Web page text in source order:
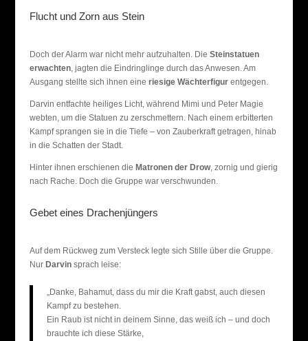
Flucht und Zorn aus Stein
Doch der Alarm war nicht mehr aufzuhalten. Die Steinstatuen
erwachten, jagten die Eindringlinge durch das Anwesen. Am
Ausgang stellte sich ihnen eine riesige Wächterfigurentgegen.
Darvin entfachte heiliges Licht, während Mimi und Peter Magie
webten, um die Statuen zu zerschmettern. Nach einem erbitterten
Kampf sprangen sie in die Tiefe – von Zauberkraft getragen, hinab
in die Schatten der Stadt.
Hinter ihnen erschienen die Matronen der Drow, zornig und gierig
nach Rache. Doch die Gruppe war verschwunden.
Gebet eines Drachenjüngers
Auf dem Rückweg zum Versteck legte sich Stille über die Gruppe.
Nur Darvinsprach leise:
„Danke, Bahamut, dass du mir die Kraft gabst, auch diesen
Kampf zu bestehen.
Ein Raub ist nicht in deinem Sinne, das weiß ich – und doch
brauchte ich diese Stärke,